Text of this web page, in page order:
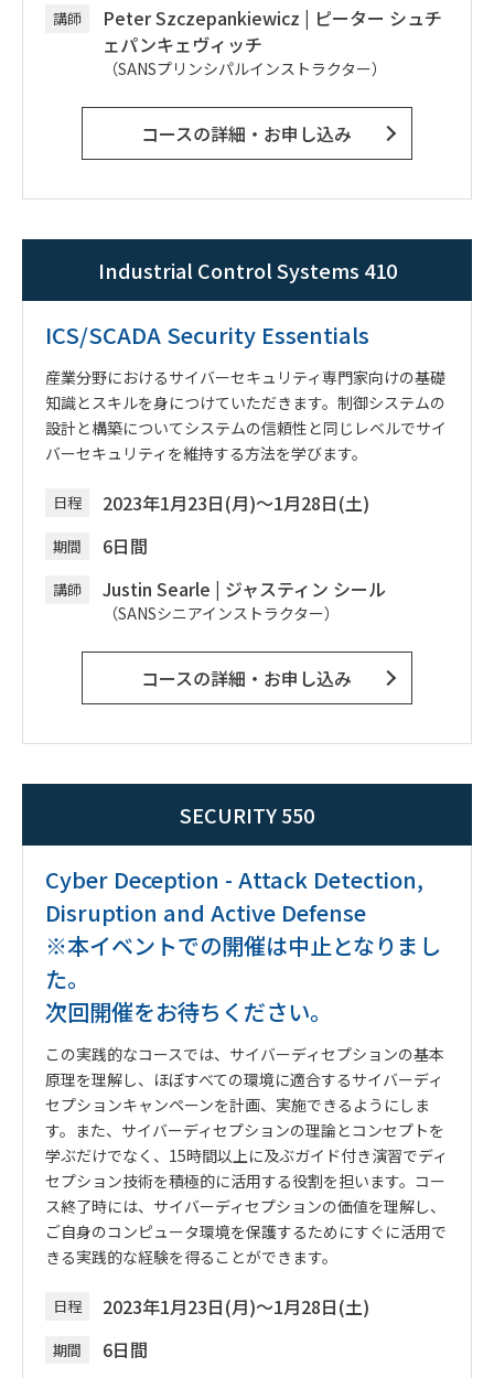
講師 Peter Szczepankiewicz | ピーター シュチ
ェパンキェヴィッチ
（SANSプリンシパルインストラクター）
コースの詳細・お申し込み
Industrial Control Systems 410
ICS/SCADA Security Essentials
産業分野におけるサイバーセキュリティ専門家向けの基礎
知識とスキルを身につけていただきます。制御システムの
設計と構築についてシステムの信頼性と同じレベルでサイ
バーセキュリティを維持する方法を学びます。
日程 2023年1月23日(月)～1月28日(土)
期間 6日間
講師 Justin Searle | ジャスティン シール
（SANSシニアインストラクター）
コースの詳細・お申し込み
SECURITY 550
Cyber Deception - Attack Detection,
Disruption and Active Defense
※本イベントでの開催は中止となりまし
た。
次回開催をお待ちください。
この実践的なコースでは、サイバーディセプションの基本
原理を理解し、ほぼすべての環境に適合するサイバーディ
セプションキャンペーンを計画、実施できるようにしま
す。また、サイバーディセプションの理論とコンセプトを
学ぶだけでなく、15時間以上に及ぶガイド付き演習でディ
セプション技術を積極的に活用する役割を担います。コー
ス終了時には、サイバーディセプションの価値を理解し、
ご自身のコンピュータ環境を保護するためにすぐに活用で
きる実践的な経験を得ることができます。
日程 2023年1月23日(月)～1月28日(土)
期間 6日間